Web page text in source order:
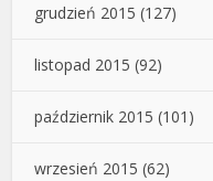
grudzień 2015 (127)
listopad 2015 (92)
październik 2015 (101)
wrzesień 2015 (62)